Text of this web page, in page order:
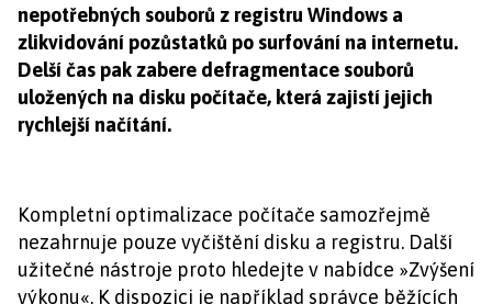
nepotřebných souborů z registru Windows a
zlikvidování pozůstatků po surfování na internetu.
Delší čas pak zabere defragmentace souborů
uložených na disku počítače, která zajistí jejich
rychlejší načítání.
Kompletní optimalizace počítače samozřejmě
nezahrnuje pouze vyčištění disku a registru. Další
užitečné nástroje proto hledejte v nabídce »Zvýšení
výkonu«. K dispozici je například správce běžících